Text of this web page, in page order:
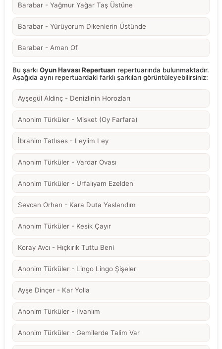
Barabar - Yağmur Yağar Taş Üstüne
Barabar - Yürüyorum Dikenlerin Üstünde
Barabar - Aman Of
Bu şarkı Oyun Havası Repertuarı repertuarında bulunmaktadır.
Aşağıda aynı repertuardaki farklı şarkıları görüntüleyebilirsiniz:
Ayşegül Aldinç - Denizlinin Horozları
Anonim Türküler - Misket (Oy Farfara)
İbrahim Tatlıses - Leylim Ley
Anonim Türküler - Vardar Ovası
Anonim Türküler - Urfalıyam Ezelden
Sevcan Orhan - Kara Duta Yaslandım
Anonim Türküler - Kesik Çayır
Koray Avcı - Hıçkırık Tuttu Beni
Anonim Türküler - Lingo Lingo Şişeler
Ayşe Dinçer - Kar Yolla
Anonim Türküler - İlvanlım
Anonim Türküler - Gemilerde Talim Var